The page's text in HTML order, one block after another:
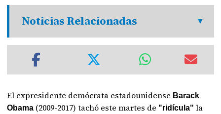
Noticias Relacionadas
El expresidente demócrata estadounidense Barack
Obama (2009-2017) tachó este martes de "ridícula" la